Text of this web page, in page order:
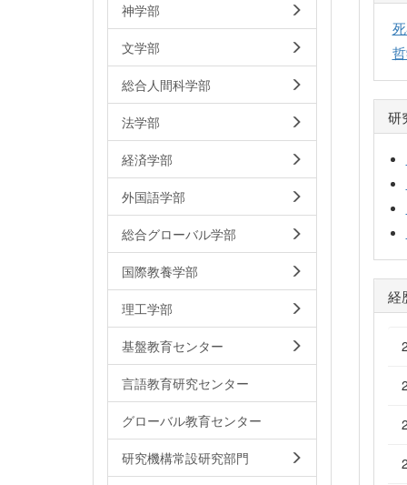
研
経
神学部
文学部
総合人間科学部
法学部
経済学部
外国語学部
総合グローバル学部
国際教養学部
理工学部
基盤教育センター
言語教育研究センター
グローバル教育センター
研究機構常設研究部門